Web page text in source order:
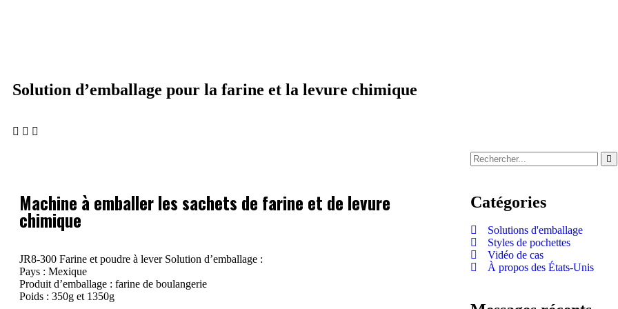
Solution d’emballage pour la farine et la levure chimique
Machine à emballer les sachets de farine et de levure
chimique
JR8-300 Farine et poudre à lever Solution d’emballage :
Pays : Mexique
Produit d’emballage : farine de boulangerie
Poids : 350g et 1350g
Catégories
Solutions d'emballage
Styles de pochettes
Vidéo de cas
À propos des États-Unis